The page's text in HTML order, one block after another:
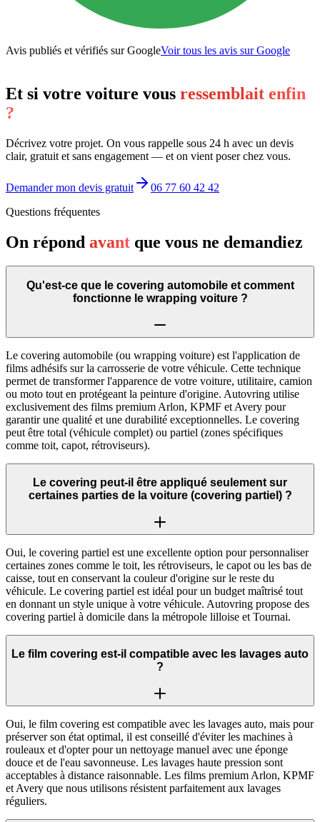
Avis publiés et vérifiés sur GoogleVoir tous les avis sur Google
Et si votre voiture vous ressemblait enfin
?
Décrivez votre projet. On vous rappelle sous 24 h avec un devis
clair, gratuit et sans engagement — et on vient poser chez vous.
Demander mon devis gratuit
06 77 60 42 42
Questions fréquentes
On répond avant que vous ne demandiez
Qu'est-ce que le covering automobile et comment
fonctionne le wrapping voiture ?
Le covering automobile (ou wrapping voiture) est l'application de
films adhésifs sur la carrosserie de votre véhicule. Cette technique
permet de transformer l'apparence de votre voiture, utilitaire, camion
ou moto tout en protégeant la peinture d'origine. Autovring utilise
exclusivement des films premium Arlon, KPMF et Avery pour
garantir une qualité et une durabilité exceptionnelles. Le covering
peut être total (véhicule complet) ou partiel (zones spécifiques
comme toit, capot, rétroviseurs).
Le covering peut-il être appliqué seulement sur
certaines parties de la voiture (covering partiel) ?
Oui, le covering partiel est une excellente option pour personnaliser
certaines zones comme le toit, les rétroviseurs, le capot ou les bas de
caisse, tout en conservant la couleur d'origine sur le reste du
véhicule. Le covering partiel est idéal pour un budget maîtrisé tout
en donnant un style unique à votre véhicule. Autovring propose des
covering partiel à domicile dans la métropole lilloise et Tournai.
Le film covering est-il compatible avec les lavages auto
?
Oui, le film covering est compatible avec les lavages auto, mais pour
préserver son état optimal, il est conseillé d'éviter les machines à
rouleaux et d'opter pour un nettoyage manuel avec une éponge
douce et de l'eau savonneuse. Les lavages haute pression sont
acceptables à distance raisonnable. Les films premium Arlon, KPMF
et Avery que nous utilisons résistent parfaitement aux lavages
réguliers.